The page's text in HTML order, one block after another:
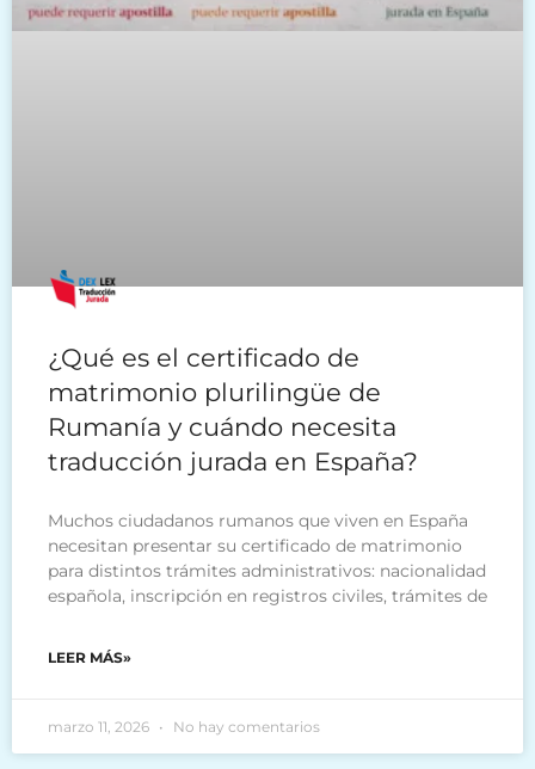
¿Qué es el certificado de
matrimonio plurilingüe de
Rumanía y cuándo necesita
traducción jurada en España?
Muchos ciudadanos rumanos que viven en España
necesitan presentar su certificado de matrimonio
para distintos trámites administrativos: nacionalidad
española, inscripción en registros civiles, trámites de
LEER MÁS»
marzo 11, 2026 No hay comentarios